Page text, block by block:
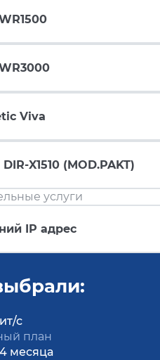
Viva
X1510 (MOD.PAKT)
услуги
IP адрес
с
план
месяца